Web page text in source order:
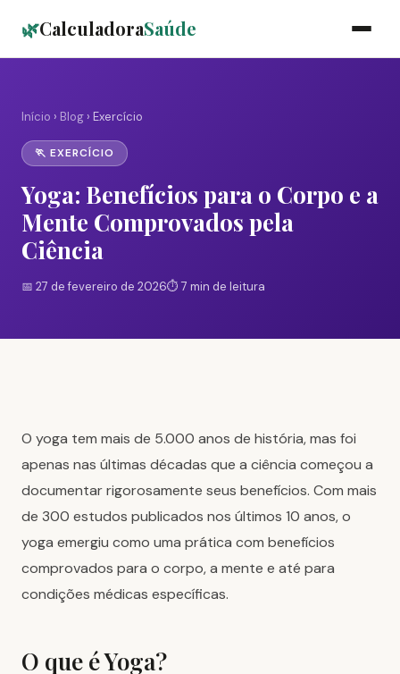
🌿CalculadoraSaúde
Início › Blog › Exercício
🏃 EXERCÍCIO
Yoga: Benefícios para o Corpo e a
Mente Comprovados pela
Ciência
📅 27 de fevereiro de 2026⏱️ 7 min de leitura
O yoga tem mais de 5.000 anos de história, mas foi
apenas nas últimas décadas que a ciência começou a
documentar rigorosamente seus benefícios. Com mais
de 300 estudos publicados nos últimos 10 anos, o
yoga emergiu como uma prática com benefícios
comprovados para o corpo, a mente e até para
condições médicas específicas.
O que é Yoga?